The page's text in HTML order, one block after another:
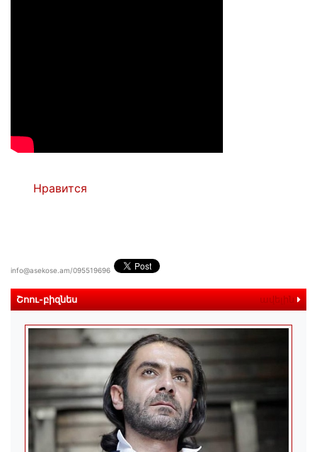
Нравится
info@asekose.am/095519696
Շոու-բիզնես ավելին